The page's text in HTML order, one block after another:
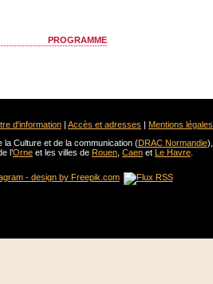
programme
d'information | Accès et adresses | Mentions légales
la Culture et de la communication (DRAC Normandie),
l’Orne et les villes de Rouen Caen et Le Havre